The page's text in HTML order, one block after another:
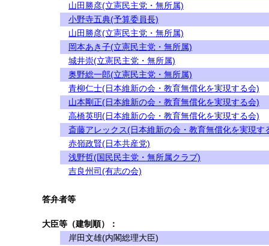
山田勝彦(立憲民主党・無所属)
小野寺五典(予算委員長)
山田勝彦(立憲民主党・無所属)
岡本あき子(立憲民主党・無所属)
城井崇(立憲民主党・無所属)
奥野総一郎(立憲民主党・無所属)
青柳仁士(日本維新の会・教育無償化を実現する会)
山本剛正(日本維新の会・教育無償化を実現する会)
高橋英明(日本維新の会・教育無償化を実現する会)
斎藤アレックス(日本維新の会・教育無償化を実現す
赤嶺政賢(日本共産党)
浅野哲(国民民主党・無所属クラブ)
吉良州司(有志の会)
答弁者等
大臣等（建制順）：
岸田文雄(内閣総理大臣)